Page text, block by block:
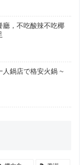
廳，不吃酸辣不吃椰
人鍋店で格安火鍋 ~